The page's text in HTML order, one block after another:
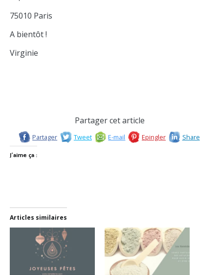
75010 Paris
A bientôt !
Virginie
Partager cet article
Partager Tweet E-mail Epingler Share
J’aime ça :
Articles similaires